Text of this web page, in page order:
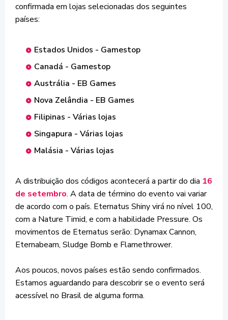
confirmada em lojas selecionadas dos seguintes
países:
Estados Unidos - Gamestop
Canadá - Gamestop
Austrália - EB Games
Nova Zelândia - EB Games
Filipinas - Várias lojas
Singapura - Várias lojas
Malásia - Várias lojas
A distribuição dos códigos acontecerá a partir do dia 16
de setembro. A data de término do evento vai variar
de acordo com o país. Eternatus Shiny virá no nível 100,
com a Nature Timid, e com a habilidade Pressure. Os
movimentos de Eternatus serão: Dynamax Cannon,
Eternabeam, Sludge Bomb e Flamethrower.
Aos poucos, novos países estão sendo confirmados.
Estamos aguardando para descobrir se o evento será
acessível no Brasil de alguma forma.